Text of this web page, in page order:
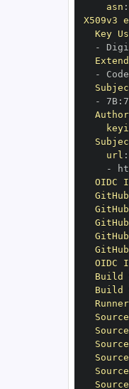
asn :
X509v3
Key
-
-
-
7B:
url :
-
OIDC
OIDC
Build
Build